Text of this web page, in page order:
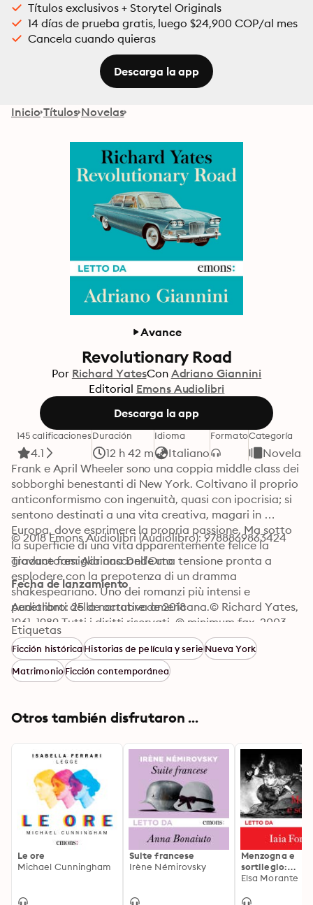
Títulos exclusivos + Storytel Originals
14 días de prueba gratis, luego $24,900 COP/al mes
Cancela cuando quieras
Descarga la app
Inicio Títulos Novelas
Avance
Revolutionary Road
Por Richard YatesCon Adriano Giannini
Editorial Emons Audiolibri
Descarga la app
145 calificaciones
4.1
Duración
12 h 42 m
Idioma
Italiano
FormatoCategoría
Novelas
Frank e April Wheeler sono una coppia middle class dei
sobborghi benestanti di New York. Coltivano il proprio
anticonformismo con ingenuità, quasi con ipocrisia; si
sentono destinati a una vita creativa, magari in
Europa, dove esprimere la propria passione. Ma sotto
la superficie di una vita apparentemente felice la
giovane famiglia nasconde una tensione pronta a
esplodere con la prepotenza di un dramma
shakespeariano. Uno dei romanzi più intensi e
penetranti della narrativa americana.© Richard Yates,
1961, 1989 Tutti i diritti riservati. © minimum fax, 2003,
2009, 2017 Per l’audiolibro: © 2018 Emons Italia S.r.l.
© 2018 Emons Audiolibri (Audiolibro): 9788869863424
Traductores: Adriana Dell’Orto
Fecha de lanzamiento
Audiolibro: 25 de octubre de 2018
Etiquetas
Ficción históricaHistorias de película y serieNueva York
MatrimonioFicción contemporánea
Otros también disfrutaron ...
Le ore
Michael Cunningham
Suite francese
Irène Némirovsky
Menzogna e
sortilegio:
Introduzione di
Pietrantonio
Elsa Morante